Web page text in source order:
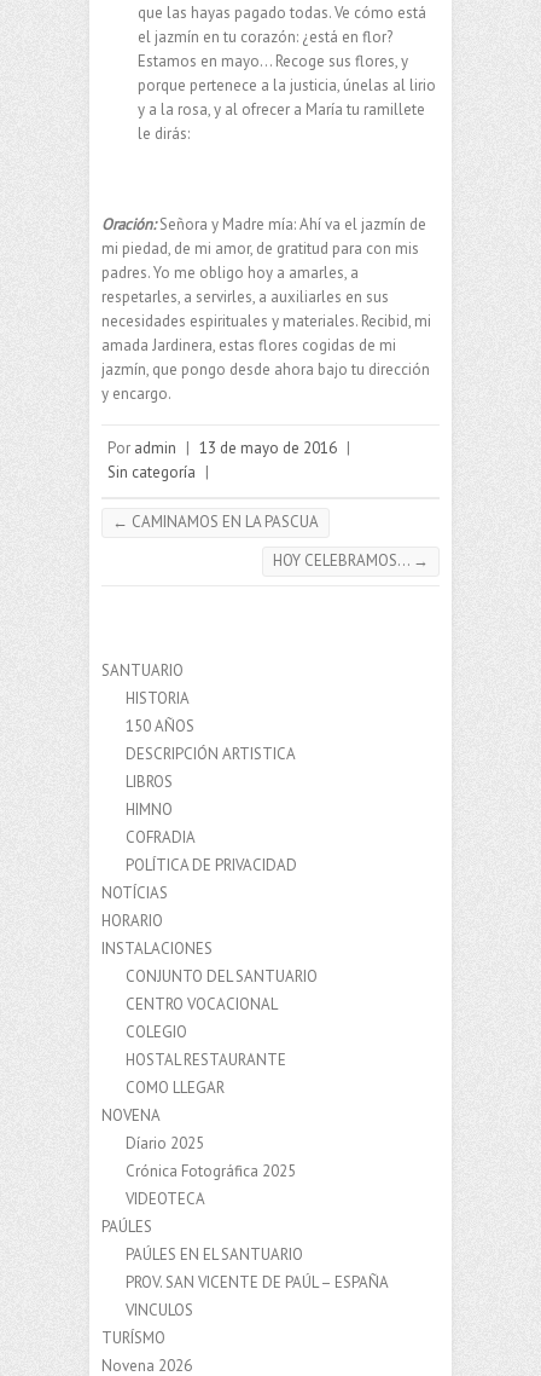
que las hayas pagado todas. Ve cómo está
el jazmín en tu corazón: ¿está en flor?
Estamos en mayo… Recoge sus flores, y
porque pertenece a la justicia, únelas al lirio
y a la rosa, y al ofrecer a María tu ramillete
le dirás:
Oración:Señora y Madre mía: Ahí va el jazmín de
mi piedad, de mi amor, de gratitud para con mis
padres. Yo me obligo hoy a amarles, a
respetarles, a servirles, a auxiliarles en sus
necesidades espirituales y materiales. Recibid, mi
amada Jardinera, estas flores cogidas de mi
jazmín, que pongo desde ahora bajo tu dirección
y encargo.
Por admin | 13 de mayo de 2016 |
Sin categoría |
← CAMINAMOS EN LA PASCUA
HOY CELEBRAMOS… →
SANTUARIO
HISTORIA
150 AÑOS
DESCRIPCIÓN ARTISTICA
LIBROS
HIMNO
COFRADIA
POLÍTICA DE PRIVACIDAD
NOTÍCIAS
HORARIO
INSTALACIONES
CONJUNTO DEL SANTUARIO
CENTRO VOCACIONAL
COLEGIO
HOSTAL RESTAURANTE
COMO LLEGAR
NOVENA
Díario 2025
Crónica Fotográfica 2025
VIDEOTECA
PAÚLES
PAÚLES EN EL SANTUARIO
PROV. SAN VICENTE DE PAÚL – ESPAÑA
VINCULOS
TURÍSMO
Novena 2026